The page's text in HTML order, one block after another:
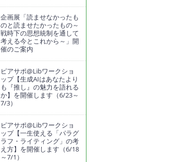
企画展「読ませなかったも
のと読ませたかったもの～
戦時下の思想統制を通して
考える今とこれから～」開
催のご案内
ピアサポ@Libワークショ
ップ【生成AIはあなたより
も『推し』の魅力を語れる
か】を開催します（6/23～
7/3）
ピアサポ@Libワークショ
ップ【一生使える「パラグ
ラフ・ライティング」の考
え方】を開催します（6/18
～7/1）